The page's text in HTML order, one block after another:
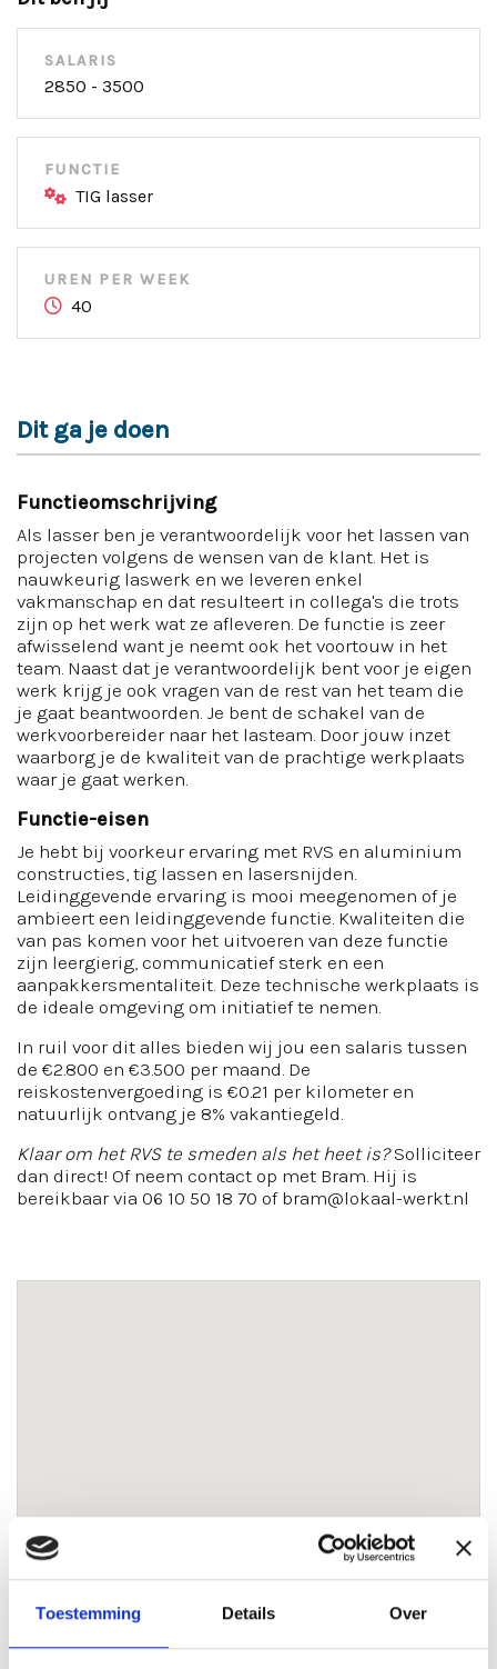
Toestemming Details Over
SALARIS
2850 - 3500
FUNCTIE
TIG lasser
UREN PER WEEK
40
Dit ga je doen
Functieomschrijving
Als lasser ben je verantwoordelijk voor het lassen van
projecten volgens de wensen van de klant. Het is
nauwkeurig laswerk en we leveren enkel
vakmanschap en dat resulteert in collega's die trots
zijn op het werk wat ze afleveren. De functie is zeer
afwisselend want je neemt ook het voortouw in het
team. Naast dat je verantwoordelijk bent voor je eigen
werk krijg je ook vragen van de rest van het team die
je gaat beantwoorden. Je bent de schakel van de
werkvoorbereider naar het lasteam. Door jouw inzet
waarborg je de kwaliteit van de prachtige werkplaats
waar je gaat werken.
Functie-eisen
Je hebt bij voorkeur ervaring met RVS en aluminium
constructies, tig lassen en lasersnijden.
Leidinggevende ervaring is mooi meegenomen of je
ambieert een leidinggevende functie. Kwaliteiten die
van pas komen voor het uitvoeren van deze functie
zijn leergierig, communicatief sterk en een
aanpakkersmentaliteit. Deze technische werkplaats is
de ideale omgeving om initiatief te nemen.
In ruil voor dit alles bieden wij jou een salaris tussen
de €2.800 en €3.500 per maand. De
reiskostenvergoeding is €0.21 per kilometer en
natuurlijk ontvang je 8% vakantiegeld.
Klaar om het RVS te smeden als het heet is?Solliciteer
dan direct! Of neem contact op met Bram. Hij is
bereikbaar via 06 10 50 18 70 of bram@lokaal-werkt.nl